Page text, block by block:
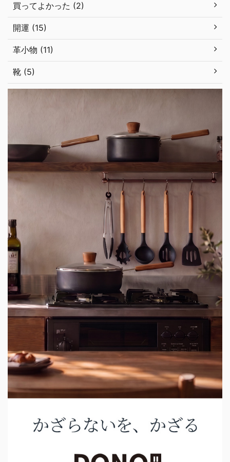
買ってよかった (2)
開運 (15)
革小物 (11)
靴 (5)